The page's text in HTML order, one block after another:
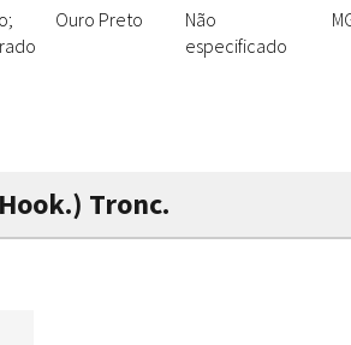
Ouro Preto
Não
especificado
Tronc.